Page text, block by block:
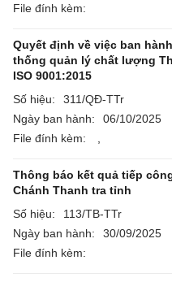
File đính kèm:
Quyết định về việc ban
thống quản lý chất lượng
ISO 9001:2015
Số hiệu:
311/QĐ-TTr
Ngày ban hành:
06/10/2025
File đính kèm:
Thông báo kết quả tiếp
Chánh Thanh tra tỉnh
Số hiệu:
113/TB-TTr
Ngày ban hành:
30/09/2025
File đính kèm: